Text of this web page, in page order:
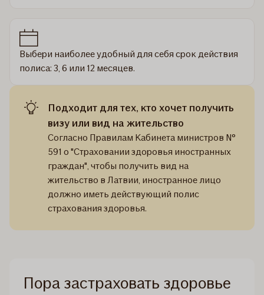
Выбери наиболее удобный для себя срок действия
полиса: 3, 6 или 12 месяцев.
Подходит для тех, кто хочет получить
визу или вид на жительство
Согласно Правилам Кабинета министров №
591 о "Страховании здоровья иностранных
граждан", чтобы получить вид на
жительство в Латвии, иностранное лицо
должно иметь действующий полис
страхования здоровья.
Пора застраховать здоровье